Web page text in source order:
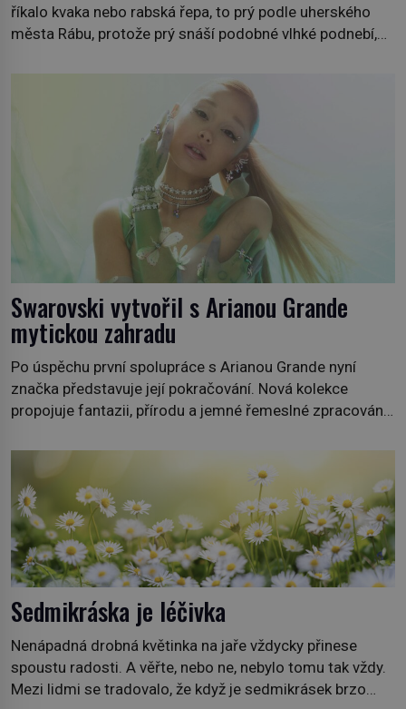
říkalo kvaka nebo rabská řepa, to prý podle uherského
města Rábu, protože prý snáší podobné vlhké podnebí,
někdy i v obchodech. Její bulvy jsou bílé, nahoře někdy
Swarovski vytvořil s Arianou Grande
mytickou zahradu
Po úspěchu první spolupráce s Arianou Grande nyní
značka představuje její pokračování. Nová kolekce
propojuje fantazii, přírodu a jemné řemeslné zpracování
třicítka šperků působí hravě a zároveň rafinovaně.
Spolupráce mezi značkou Swarovski a zpěvačkou a
herečkou Arianou Grande vstupuje do nové kapitoly. Po
debutové kolekci, která představila moderní […]
Sedmikráska je léčivka
Nenápadná drobná květinka na jaře vždycky přinese
spoustu radosti. A věřte, nebo ne, nebylo tomu tak vždy.
Mezi lidmi se tradovalo, že když je sedmikrásek brzo